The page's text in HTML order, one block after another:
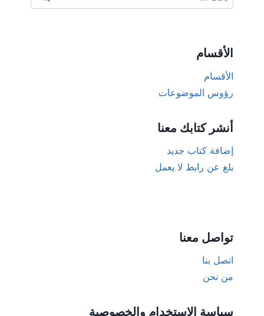
عن:
الأقسام
الأقسام
رؤوس الموضوعات
أنشر كتابك معنا
إضافة كتاب جديد
بلغ عن رابط لا يعمل
تواصل معنا
اتصل بنا
من نحن
سياسة الاستخدام والخصوصية